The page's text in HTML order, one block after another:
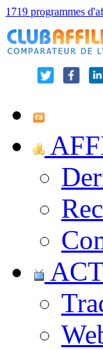
1719 programmes